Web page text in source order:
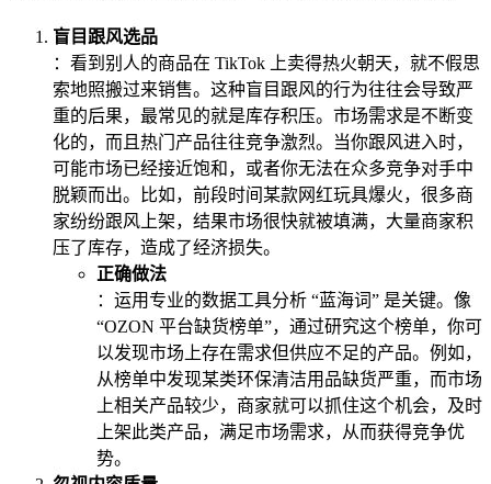
盲目跟风选品
：看到别人的商品在 TikTok 上卖得热火朝天，就不假思
索地照搬过来销售。这种盲目跟风的行为往往会导致严
重的后果，最常见的就是库存积压。市场需求是不断变
化的，而且热门产品往往竞争激烈。当你跟风进入时，
可能市场已经接近饱和，或者你无法在众多竞争对手中
脱颖而出。比如，前段时间某款网红玩具爆火，很多商
家纷纷跟风上架，结果市场很快就被填满，大量商家积
压了库存，造成了经济损失。
正确做法
：运用专业的数据工具分析 “蓝海词” 是关键。像
“OZON 平台缺货榜单”，通过研究这个榜单，你可
以发现市场上存在需求但供应不足的产品。例如，
从榜单中发现某类环保清洁用品缺货严重，而市场
上相关产品较少，商家就可以抓住这个机会，及时
上架此类产品，满足市场需求，从而获得竞争优
势。